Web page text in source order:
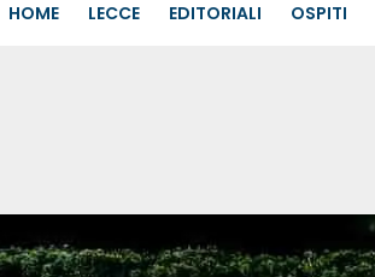
HOME LECCE EDITORIALI OSPITI